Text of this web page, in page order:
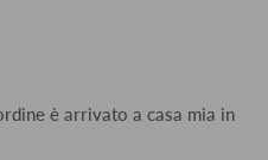
è arrivato a casa mia in